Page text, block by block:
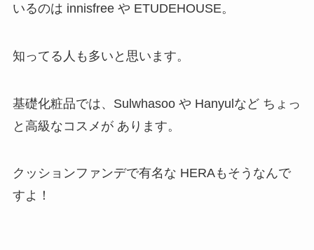
いるのは innisfree や ETUDEHOUSE。
知ってる人も多いと思います。
基礎化粧品では、Sulwhasoo や Hanyulなど ちょっ
と高級なコスメが あります。
クッションファンデで有名な HERAもそうなんで
すよ！